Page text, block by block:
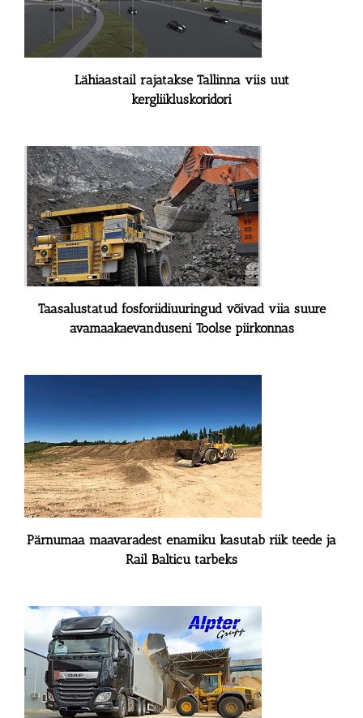
Lähiaastail rajatakse Tallinna viis uut
kergliikluskoridori
Taasalustatud fosforiidiuuringud võivad viia suure
avamaakaevanduseni Toolse piirkonnas
Pärnumaa maavaradest enamiku kasutab riik teede ja
Rail Balticu tarbeks